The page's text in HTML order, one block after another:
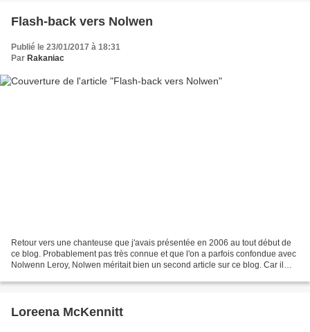
Flash-back vers Nolwen
Publié le 23/01/2017 à 18:31
Par Rakaniac
Retour vers une chanteuse que j'avais présentée en 2006 au tout début de
ce blog. Probablement pas très connue et que l'on a parfois confondue avec
Nolwenn Leroy, Nolwen méritait bien un second article sur ce blog. Car il
Loreena McKennitt